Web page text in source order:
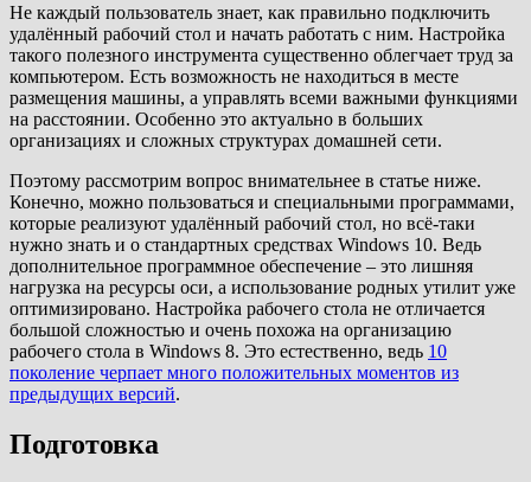
Не каждый пользователь знает, как правильно подключить
удалённый рабочий стол и начать работать с ним. Настройка
такого полезного инструмента существенно облегчает труд за
компьютером. Есть возможность не находиться в месте
размещения машины, а управлять всеми важными функциями
на расстоянии. Особенно это актуально в больших
организациях и сложных структурах домашней сети.
Поэтому рассмотрим вопрос внимательнее в статье ниже.
Конечно, можно пользоваться и специальными программами,
которые реализуют удалённый рабочий стол, но всё-таки
нужно знать и о стандартных средствах Windows 10. Ведь
дополнительное программное обеспечение – это лишняя
нагрузка на ресурсы оси, а использование родных утилит уже
оптимизировано. Настройка рабочего стола не отличается
большой сложностью и очень похожа на организацию
рабочего стола в Windows 8. Это естественно, ведь 10
поколение черпает много положительных моментов из
предыдущих версий.
Подготовка